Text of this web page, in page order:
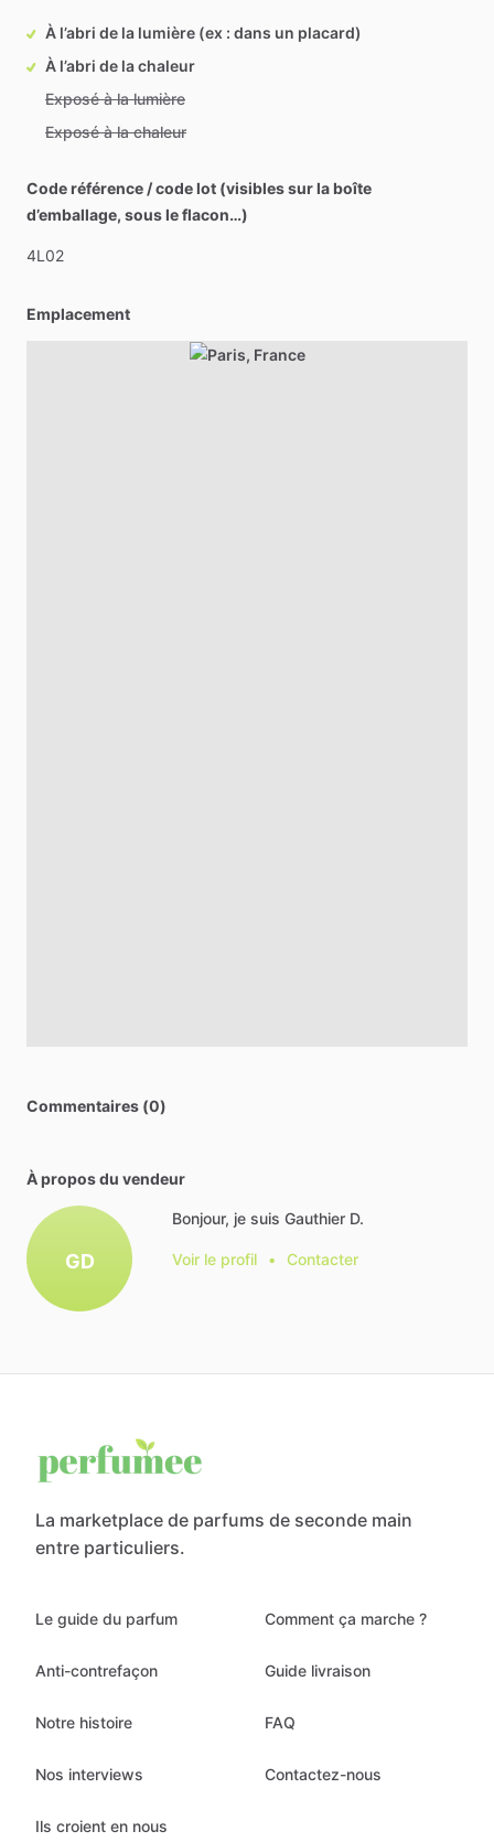
À l’abri de la lumière (ex : dans un placard)
À l’abri de la chaleur
Exposé à la lumière
Exposé à la chaleur
Code référence / code lot (visibles sur la boîte
d’emballage, sous le flacon…)
4L02
Emplacement
Commentaires (0)
À propos du vendeur
GD
Bonjour, je suis Gauthier D.
Voir le profil • Contacter
La marketplace de parfums de seconde main
entre particuliers.
Le guide du parfum
Anti-contrefaçon
Notre histoire
Nos interviews
Ils croient en nous
Comment ça marche ?
Guide livraison
FAQ
Contactez-nous